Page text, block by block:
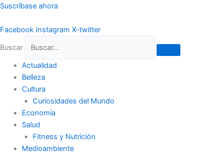
Ir
contenido
Suscríbase ahora
Facebook Instagram X-twitter
Buscar
Actualidad
Belleza
Cultura
Curiosidades del Mundo
Economía
Salud
Fitness y Nutrición
Medioambiente